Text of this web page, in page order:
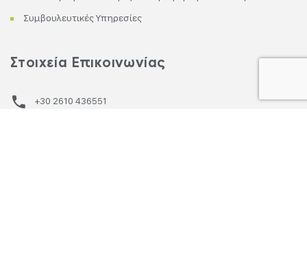
Συμβουλευτικές Υπηρεσίες
Στοιχεία Επικοινωνίας
+30 2610 436551